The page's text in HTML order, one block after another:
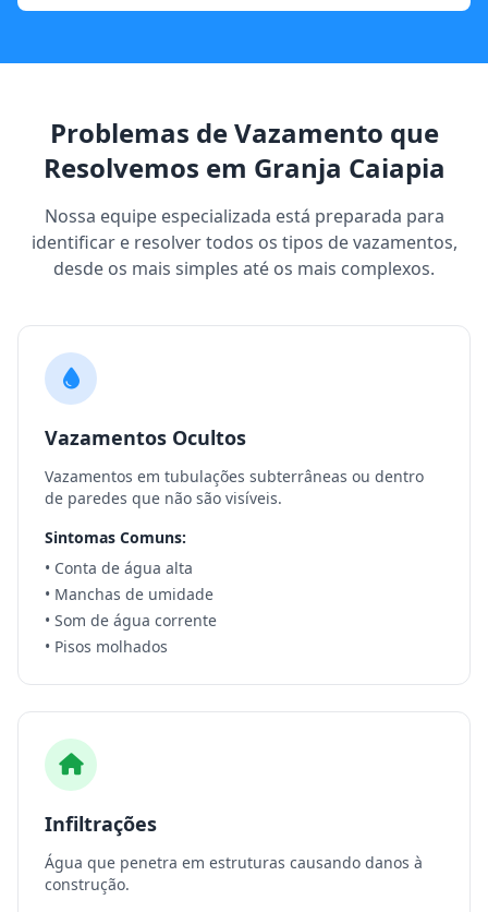
Problemas de Vazamento que
Resolvemos em Granja Caiapia
Nossa equipe especializada está preparada para
identificar e resolver todos os tipos de vazamentos,
desde os mais simples até os mais complexos.
Vazamentos Ocultos
Vazamentos em tubulações subterrâneas ou dentro
de paredes que não são visíveis.
Sintomas Comuns:
• Conta de água alta
• Manchas de umidade
• Som de água corrente
• Pisos molhados
Infiltrações
Água que penetra em estruturas causando danos à
construção.